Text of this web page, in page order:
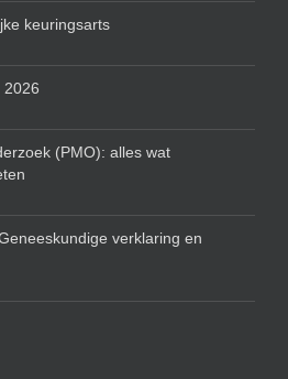
keuringsarts
2026
(PMO): alles wat
verklaring en